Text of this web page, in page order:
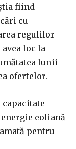
fiind
cu
regulilor
loc la
lunii
ofertelor.
capacitate
eoliană
pentru